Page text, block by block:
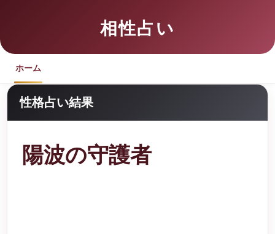
相性占い
ホーム
性格占い結果
陽波の守護者